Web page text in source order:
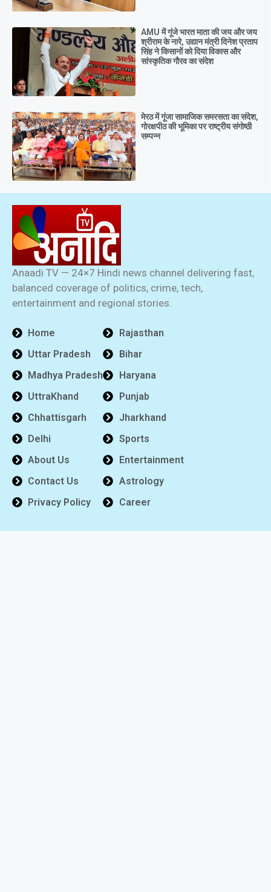
AMU में गूंजे भारत माता की जय और जय
श्रीराम के नारे, उद्यान मंत्री दिनेश प्रताप
सिंह ने किसानों को दिया विकास और
सांस्कृतिक गौरव का संदेश
मेरठ में गूंजा सामाजिक समरसता का संदेश,
गोरक्षपीठ की भूमिका पर राष्ट्रीय संगोष्ठी
सम्पन्न
Anaadi TV — 24×7 Hindi news channel delivering fast,
balanced coverage of politics, crime, tech,
entertainment and regional stories.
Home
Uttar Pradesh
Madhya Pradesh
UttraKhand
Chhattisgarh
Delhi
About Us
Contact Us
Privacy Policy
Rajasthan
Bihar
Haryana
Punjab
Jharkhand
Sports
Entertainment
Astrology
Career